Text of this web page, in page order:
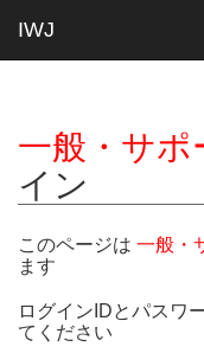
IWJ
一般・サポ
イン
このページは 一般・
ます
ログインIDとパスワ
てください